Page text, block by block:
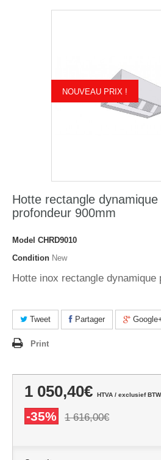
NOUVEAU PRIX !
Hotte rectangle
profondeur 900mm
Model CHRD9010
Condition New
Hotte inox rectangle dynamique
Tweet Partager
Print
1 050,40€ HTVA / exclusief BTW
-35% 1 616,00€